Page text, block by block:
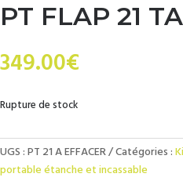
PT FLAP 21
349.00€
Rupture de stock
UGS :PT 21 A EFFACER Catégories :
portable étanche et incassable